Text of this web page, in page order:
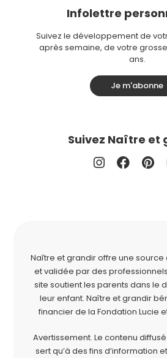
Infolettre
Suivez le développement de
après semaine, de votre
ans.
Je m'abonne
Suivez Naître et
Naître et grandir offre une source
et validée par des
site soutient les parents dans le
leur enfant. Naître et grandir
financier de la Fondation Lucie
Avertissement. Le contenu
sert qu’à des fins d’information